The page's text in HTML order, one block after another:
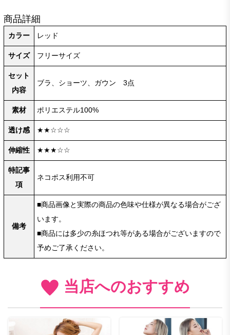
商品詳細
カラー レッド
サイズ フリーサイズ
セット
内容
ブラ、ショーツ、ガウン 3点
素材 ポリエステル100%
透け感 ★★☆☆☆
伸縮性 ★★★☆☆
特記事
項
ネコポス利用不可
備考
■商品画像と実際の商品の色味や仕様が異なる場合がござ
います。
■商品には多少の糸ほつれ等がある場合がございますので
予めご了承ください。
当店へのおすすめ